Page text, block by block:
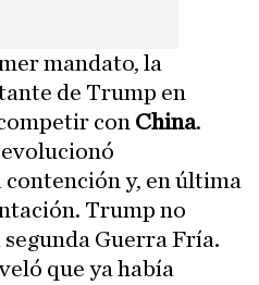
mandato, la
de Trump en
con China.
y, en última
Trump no
Guerra Fría.
que ya había